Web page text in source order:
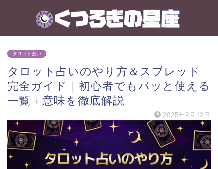
タロット占い
タロット占いのやり方＆スプレッド
完全ガイド｜初心者でもパッと使える
一覧＋意味を徹底解説
2025年9月12日